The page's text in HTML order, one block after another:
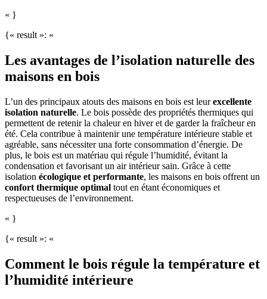
« }
{« result »: «
Les avantages de l’isolation naturelle des
maisons en bois
L’un des principaux atouts des maisons en bois est leurexcellente
isolation naturelle. Le bois possède des propriétés thermiques qui
permettent de retenir la chaleur en hiver et de garder la fraîcheur en
été. Cela contribue à maintenir une température intérieure stable et
agréable, sans nécessiter una forte consommation d’énergie. De
plus, le bois est un matériau qui régule l’humidité, évitant la
condensation et favorisant un air intérieur sain. Grâce à cette
isolation écologique et performante, les maisons en bois offrent un
confort thermique optimal tout en étant économiques et
respectueuses de l’environnement.
« }
{« result »: «
Comment le bois régule la température et
l’humidité intérieure